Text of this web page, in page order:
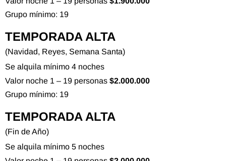
Grupo mínimo: 19
TEMPORADA ALTA
(Navidad, Reyes, Semana Santa)
Se alquila mínimo 4 noches
Valor noche 1 – 19 personas $2.000.000
Grupo mínimo: 19
TEMPORADA ALTA
(Fin de Año)
Se alquila mínimo 5 noches